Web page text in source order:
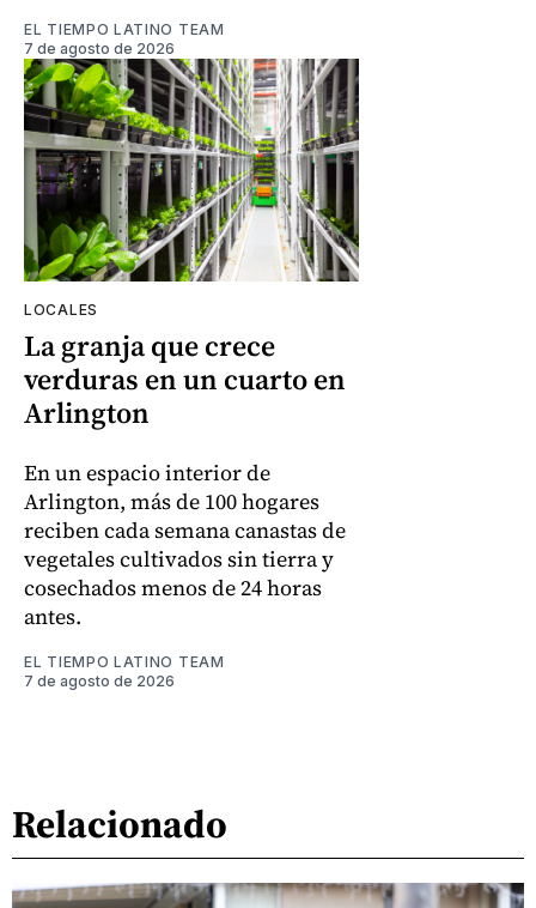
EL TIEMPO LATINO TEAM
7 de agosto de 2026
LOCALES
La granja que crece
verduras en un cuarto en
Arlington
En un espacio interior de
Arlington, más de 100 hogares
reciben cada semana canastas de
vegetales cultivados sin tierra y
cosechados menos de 24 horas
antes.
EL TIEMPO LATINO TEAM
7 de agosto de 2026
Relacionado